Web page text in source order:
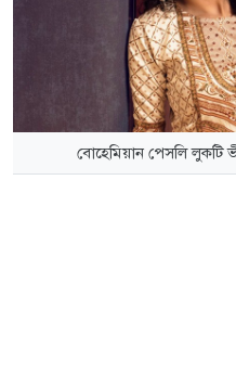
বোহেমিয়ান পেসলি লুকটি